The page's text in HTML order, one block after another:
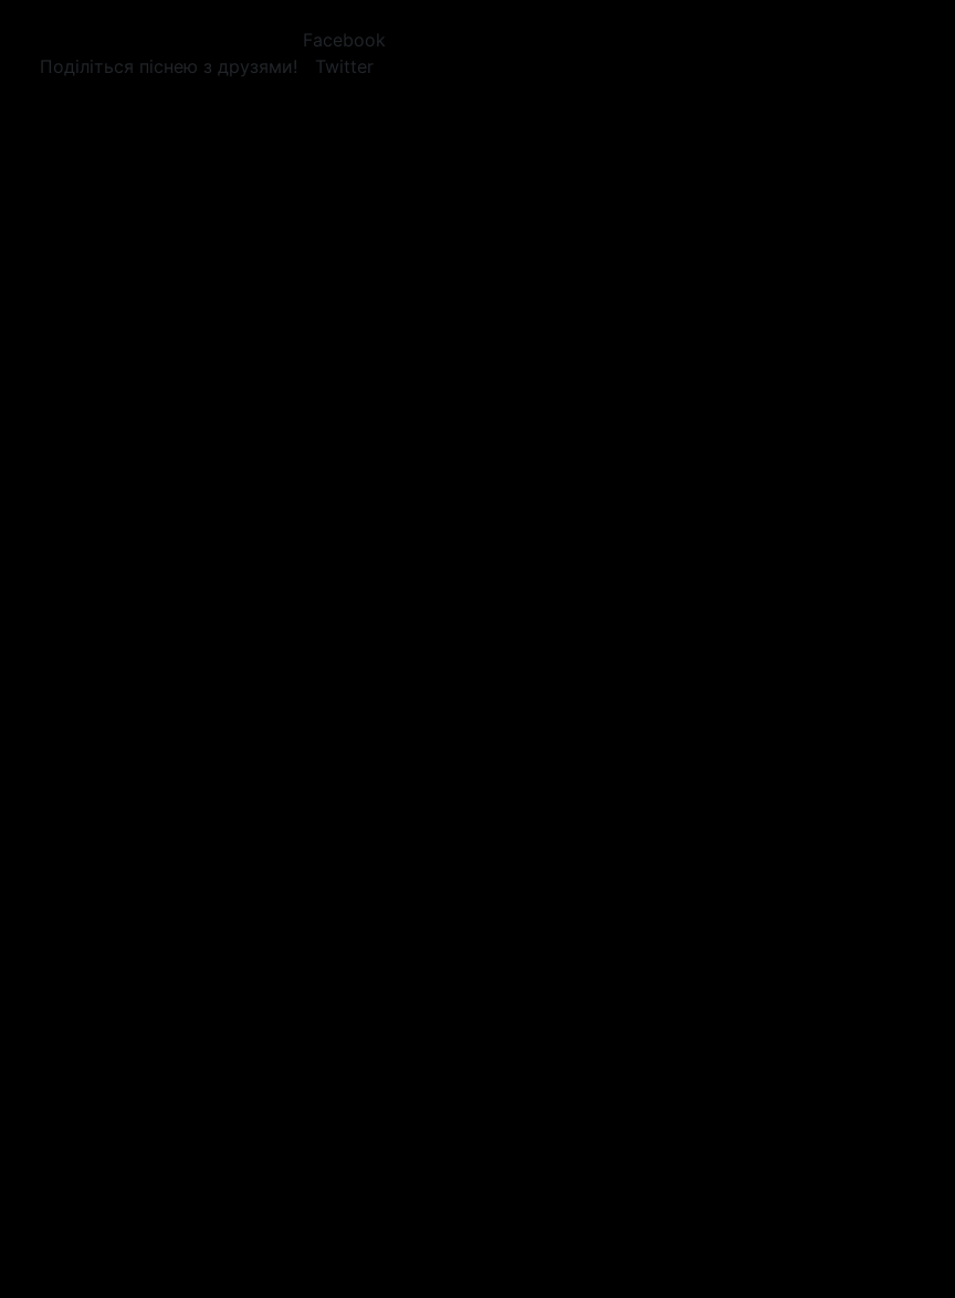
Поділіться піснею з друзями!
Facebook
Twitter